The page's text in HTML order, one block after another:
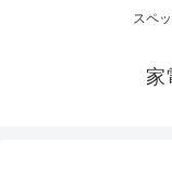
スペ
家